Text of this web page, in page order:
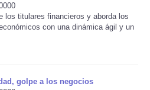
los titulares financieros y aborda los
con una dinámica ágil y un
golpe a los negocios